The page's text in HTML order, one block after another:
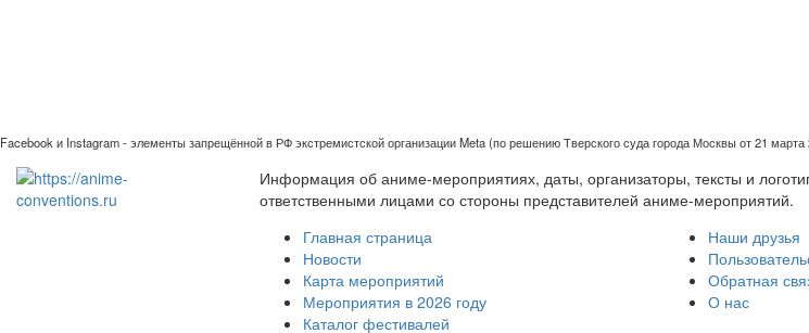
Facebook и Instagram - элементы запрещённой в РФ экстремистской организации Meta (по решению Тверского суда города Москвы от 21 марта
Информация об аниме-мероприятиях, даты, организаторы, тексты и
ответственными лицами со стороны представителей аниме-мероприятий.
Главная страница
Новости
Карта мероприятий
Мероприятия в 2026 году
Каталог фестивалей
Наши друзья
Обратная
О нас